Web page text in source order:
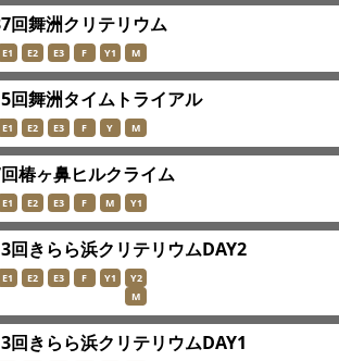
回舞洲クリテリウム
E1 E2 E3 F Y1 M
回舞洲タイムトライアル
E1 E2 E3 F Y M
椿ヶ鼻ヒルクライム
E1 E2 E3 F M Y1
回きらら浜クリテリウムDAY2
E1 E2 E3 F Y1
Y2
M
回きらら浜クリテリウムDAY1